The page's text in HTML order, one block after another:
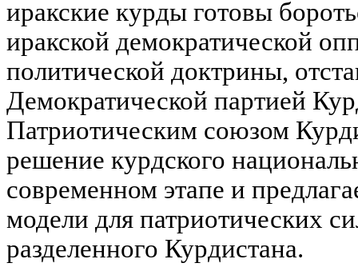
иракские курды готовы
иракской демократической
политической доктрины,
Демократической партией
Патриотическим союзом
решение курдского
современном этапе и
модели для патриотических
разделенного Курдистана.